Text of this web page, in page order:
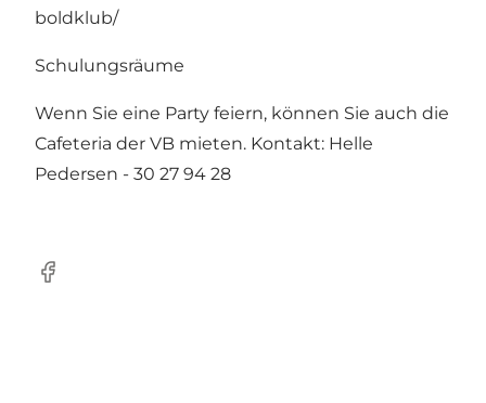
boldklub/
Schulungsräume
Wenn Sie eine Party feiern, können Sie auch die
Cafeteria der VB mieten. Kontakt: Helle
Pedersen - 30 27 94 28
Facebook